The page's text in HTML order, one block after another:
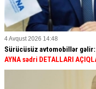
4 Avqust 2026 14:48
Sürücüsüz avtomobillər
AYNA sədri DETALLARI